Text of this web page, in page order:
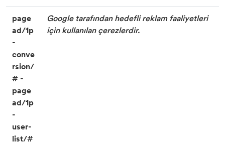
page
ad/1p
-
conve
rsion/
# -
page
ad/1p
-
user-
list/#
Google tarafından hedefli reklam faaliyetleri
için kullanılan çerezlerdir.